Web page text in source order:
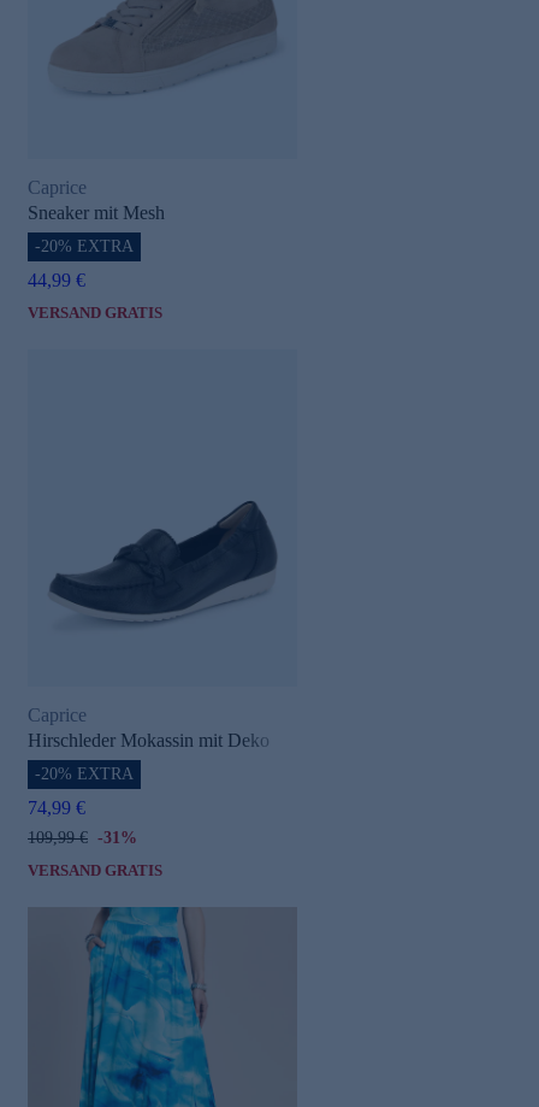
Caprice
Sneaker mit Mesh
-20% EXTRA
44,99 €
VERSAND GRATIS
Caprice
Hirschleder Mokassin mit Deko
-20% EXTRA
74,99 €
109,99 € -31%
VERSAND GRATIS